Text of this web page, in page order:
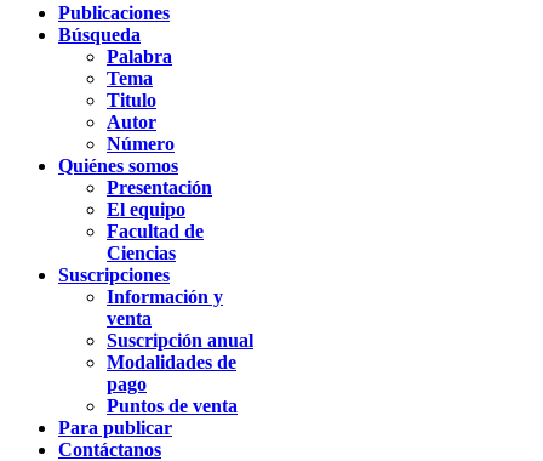
Publicaciones
Búsqueda
Palabra
Tema
Titulo
Autor
Número
Quiénes somos
Presentación
El equipo
Facultad de
Ciencias
Suscripciones
Información y
venta
Suscripción anual
Modalidades de
pago
Puntos de venta
Para publicar
Contáctanos